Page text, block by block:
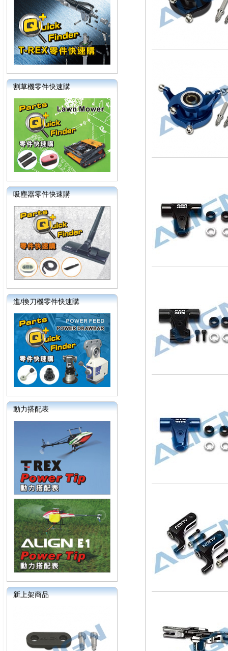
割草機零件快速購
吸塵器零件快速購
進/換刀機零件快速購
動力搭配表
新上架商品